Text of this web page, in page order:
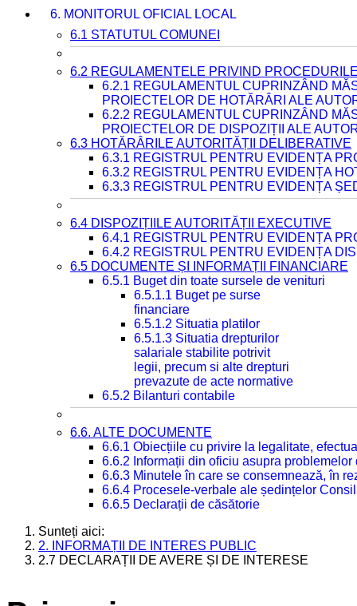
6. MONITORUL OFICIAL LOCAL
6.1 STATUTUL COMUNEI
6.2 REGULAMENTELE PRIVIND
6.2.1 REGULAMENTUL CUPRINZÂND
PROIECTELOR DE HOTĂRÂRI ALE
6.2.2 REGULAMENTUL CUPRINZÂND
PROIECTELOR DE DISPOZIȚII ALE
6.3 HOTĂRÂRILE AUTORITĂȚII DELIBERATIVE
6.3.1 REGISTRUL PENTRU EVIDENȚA
6.3.2 REGISTRUL PENTRU EVIDENȚA
6.3.3 REGISTRUL PENTRU EVIDENȚA
6.4 DISPOZIȚIILE AUTORITĂȚII EXECUTIVE
6.4.1 REGISTRUL PENTRU EVIDENȚA
6.4.2 REGISTRUL PENTRU EVIDENȚA
6.5 DOCUMENTE ȘI INFORMAȚII FINANCIARE
6.5.1 Buget din toate sursele de venituri
6.5.1.1 Buget pe surse
financiare
6.5.1.2 Situatia platilor
6.5.1.3 Situatia drepturilor
salariale stabilite potrivit
legii, precum si alte drepturi
prevazute de acte normative
6.5.2 Bilanturi contabile
6.6. ALTE DOCUMENTE
6.6.1 Obiecțiile cu privire la legalitate,
6.6.2 Informații din oficiu asupra
6.6.3 Minutele în care se consemnează, în
6.6.4 Procesele-verbale ale ședințelor
6.6.5 Declarații de căsătorie
Sunteți aici:
2. INFORMAȚII DE INTERES PUBLIC
2.7 DECLARAȚII DE AVERE ȘI DE INTERESE